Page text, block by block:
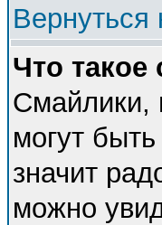
Вернуться
Что такое
Смайлики,
могут
значит
можно